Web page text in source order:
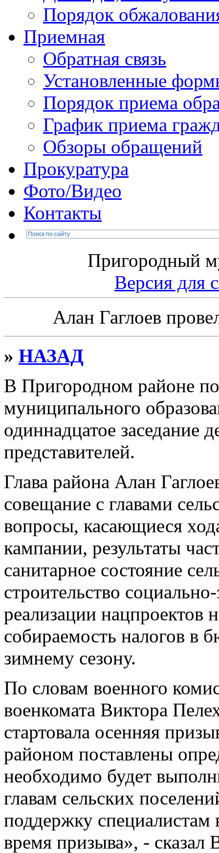
Порядок
Приемная
Обратная связь
Установленные
Порядок приема
График приема
Обзоры обращений
Прокуратура
Фото/Видео
Контакты
Пригородный
Версия
Алан Гаглоев
» НАЗАД
В Пригородном районе
муниципального
одиннадцатое заседание
представителей.
Глава района Алан
совещание с главами
вопросы, касающиеся
кампании, результаты
санитарное состояние
строительство
реализации нацпроектов
собираемость налогов в
зимнему сезону.
По словам военного
военкомата Виктора
стартовала осенняя
районом поставлены
необходимо будет
главам сельских
поддержку специалистам
время призыва», - сказал